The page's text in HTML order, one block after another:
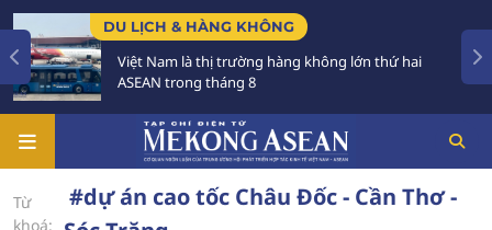
DU LỊCH & HÀNG KHÔNG
Việt Nam là thị trường hàng không lớn thứ hai
ASEAN trong tháng 8
Từ
khoá:
#dự án cao tốc Châu Đốc - Cần Thơ -